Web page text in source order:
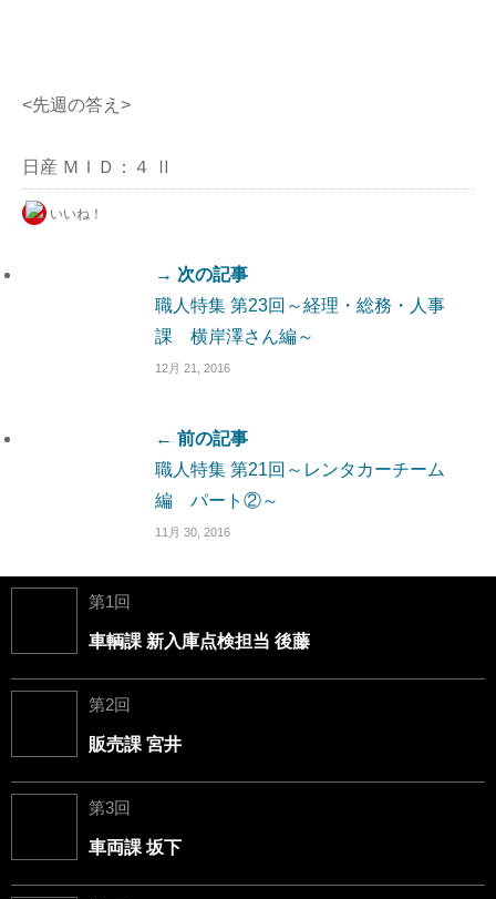
<先週の答え>
日産 ＭＩＤ：４ Ⅱ
いいね！
→ 次の記事
職人特集 第23回～経理・総務・人事
課 横岸澤さん編～
12月 21, 2016
← 前の記事
職人特集 第21回～レンタカーチーム
編 パート②～
11月 30, 2016
第1回
車輌課 新入庫点検担当 後藤
第2回
販売課 宮井
第3回
車両課 坂下